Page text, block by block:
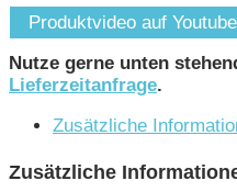
Produktvideo auf
Nutze gerne unten
Lieferzeitanfrage.
Zusätzliche
Zusätzliche